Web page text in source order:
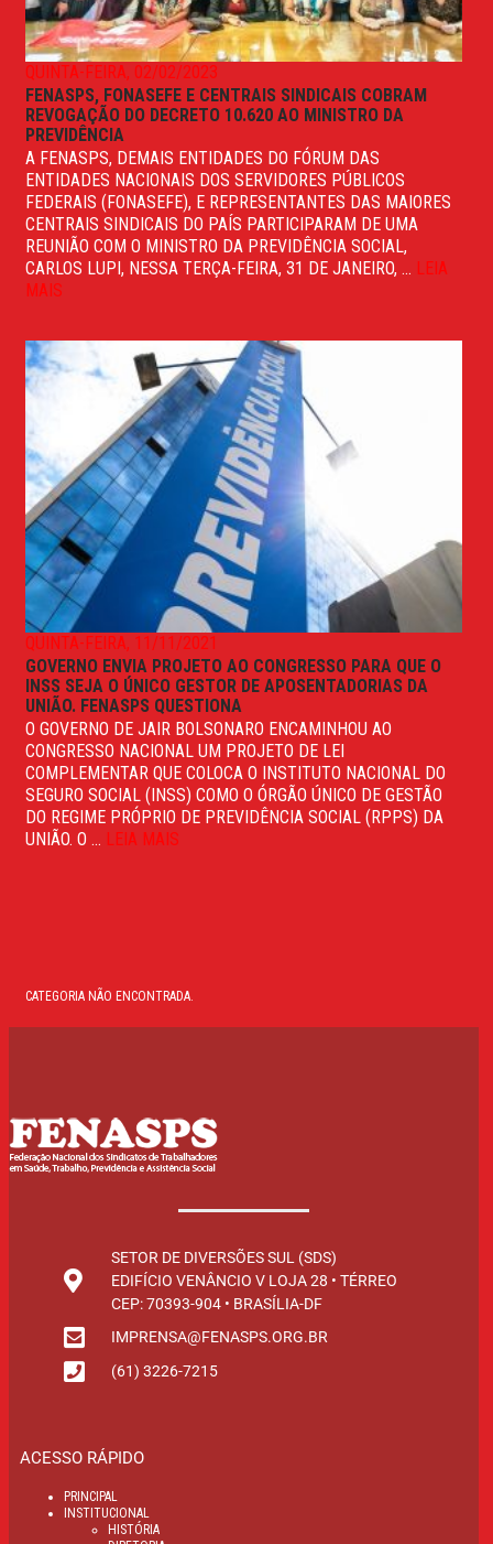
QUINTA-FEIRA, 02/02/2023
FENASPS, FONASEFE E CENTRAIS SINDICAIS COBRAM
REVOGAÇÃO DO DECRETO 10.620 AO MINISTRO DA
PREVIDÊNCIA
A FENASPS, DEMAIS ENTIDADES DO FÓRUM DAS
ENTIDADES NACIONAIS DOS SERVIDORES PÚBLICOS
FEDERAIS (FONASEFE), E REPRESENTANTES DAS MAIORES
CENTRAIS SINDICAIS DO PAÍS PARTICIPARAM DE UMA
REUNIÃO COM O MINISTRO DA PREVIDÊNCIA SOCIAL,
CARLOS LUPI, NESSA TERÇA-FEIRA, 31 DE JANEIRO, ... LEIA
MAIS
QUINTA-FEIRA, 11/11/2021
GOVERNO ENVIA PROJETO AO CONGRESSO PARA QUE O
INSS SEJA O ÚNICO GESTOR DE APOSENTADORIAS DA
UNIÃO. FENASPS QUESTIONA
O GOVERNO DE JAIR BOLSONARO ENCAMINHOU AO
CONGRESSO NACIONAL UM PROJETO DE LEI
COMPLEMENTAR QUE COLOCA O INSTITUTO NACIONAL DO
SEGURO SOCIAL (INSS) COMO O ÓRGÃO ÚNICO DE GESTÃO
DO REGIME PRÓPRIO DE PREVIDÊNCIA SOCIAL (RPPS) DA
UNIÃO. O ... LEIA MAIS
CATEGORIA NÃO ENCONTRADA.
SETOR DE DIVERSÕES SUL (SDS)
EDIFÍCIO VENÂNCIO V LOJA 28 • TÉRREO
CEP: 70393-904 • BRASÍLIA-DF
IMPRENSA@FENASPS.ORG.BR
(61) 3226-7215
ACESSO RÁPIDO
PRINCIPAL
INSTITUCIONAL
HISTÓRIA